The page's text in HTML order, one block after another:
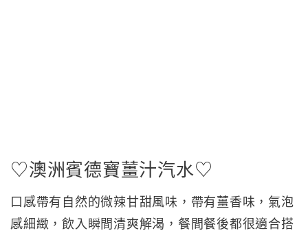
♡澳洲賓德寶薑汁汽水♡
口感帶有自然的微辣甘甜風味，帶有薑香味，氣泡
感細緻，飲入瞬間清爽解渴，餐間餐後都很適合搭